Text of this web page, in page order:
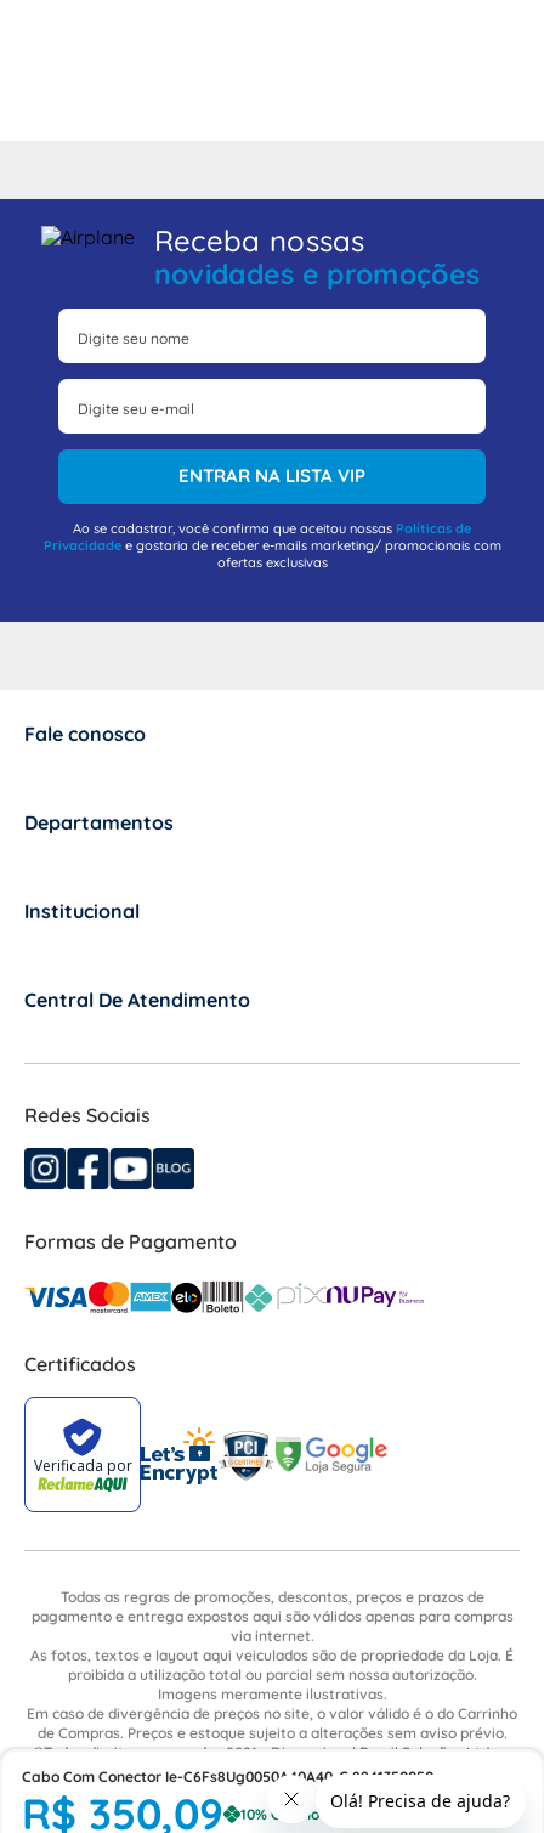
Cabo Com Conector Ie-C6Fs8Ug0050A40A40-G 8941350050
IEC6FS8UG0050A40A40G Weidmuller Conexel
R$ 350,09
Receba nossas
novidades e promoções
ENTRAR NA LISTA VIP
Ao se cadastrar, você confirma que aceitou nossas Políticas de
Privacidadee gostaria de receber e-mails marketing/ promocionais com
ofertas exclusivas
Fale conosco
Departamentos
Institucional
Central De Atendimento
Redes Sociais
Formas de Pagamento
Certificados
Todas as regras de promoções, descontos, preços e prazos de
pagamento e entrega expostos aqui são válidos apenas para compras
via internet.
As fotos, textos e layout aqui veiculados são de propriedade da Loja. É
proibida a utilização total ou parcial sem nossa autorização.
Imagens meramente ilustrativas.
Em caso de divergência de preços no site, o valor válido é o do Carrinho
de Compras. Preços e estoque sujeito a alterações sem aviso prévio.
©Todos direitos reservados 2021 - Dimensional Brasil Soluções Ltda. -
CNPJ: 06.913.480/0015-63 - Avenida Armando Ragonha, 190 - Bairro
Village Limeira. Pavilhão Sítio São João - Limeira - SP / CEP: 13.481-316